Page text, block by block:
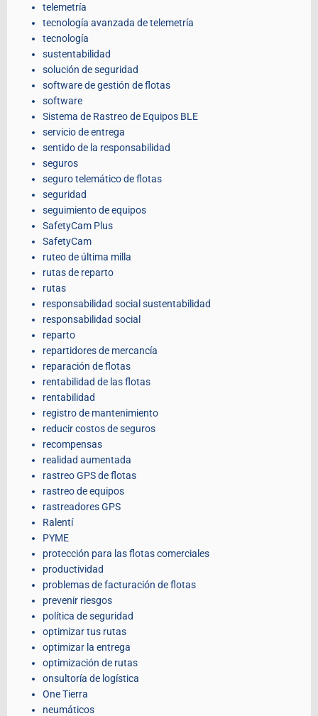
telemetría
tecnología avanzada de telemetría
tecnología
sustentabilidad
solución de seguridad
software de gestión de flotas
software
Sistema de Rastreo de Equipos BLE
servicio de entrega
sentido de la responsabilidad
seguros
seguro telemático de flotas
seguridad
seguimiento de equipos
SafetyCam Plus
SafetyCam
ruteo de última milla
rutas de reparto
rutas
responsabilidad social sustentabilidad
responsabilidad social
reparto
repartidores de mercancía
reparación de flotas
rentabilidad de las flotas
rentabilidad
registro de mantenimiento
reducir costos de seguros
recompensas
realidad aumentada
rastreo GPS de flotas
rastreo de equipos
rastreadores GPS
Ralentí
PYME
protección para las flotas comerciales
productividad
problemas de facturación de flotas
prevenir riesgos
política de seguridad
optimizar tus rutas
optimizar la entrega
optimización de rutas
onsultoría de logística
One Tierra
neumáticos